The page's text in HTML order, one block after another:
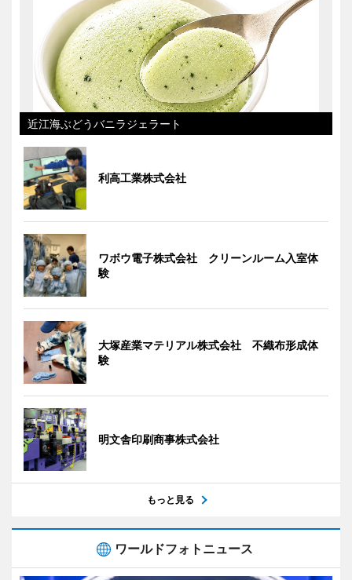
近江海ぶどうバニラジェラート
利高工業株式会社
ワボウ電子株式会社 クリーンルーム入室体
験
大塚産業マテリアル株式会社 不織布形成体
験
明文舎印刷商事株式会社
もっと見る
ワールドフォトニュース